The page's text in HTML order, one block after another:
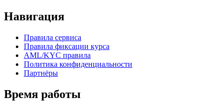
Навигация
Правила сервиса
Правила фиксации курса
AML/KYC правила
Политика конфиденциальности
Партнёры
Время работы